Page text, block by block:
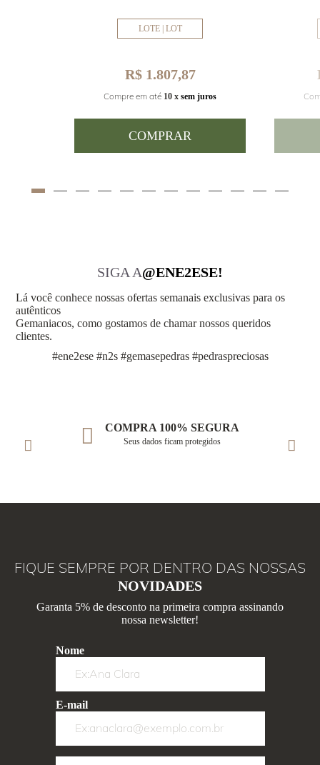
LOTE | LOT
R$ 1.807,87
Compre em até 10 x sem juros
COMPRAR
SIGA A@ENE2ESE!
Lá você conhece nossas ofertas semanais exclusivas para os
autênticos
Gemaniacos, como gostamos de chamar nossos queridos
clientes.
#ene2ese #n2s #gemasepedras #pedraspreciosas
COMPRA 100% SEGURA
Seus dados ficam protegidos
FIQUE SEMPRE POR DENTRO DAS NOSSAS
NOVIDADES
Garanta 5% de desconto na primeira compra assinando
nossa newsletter!
Nome
E-mail